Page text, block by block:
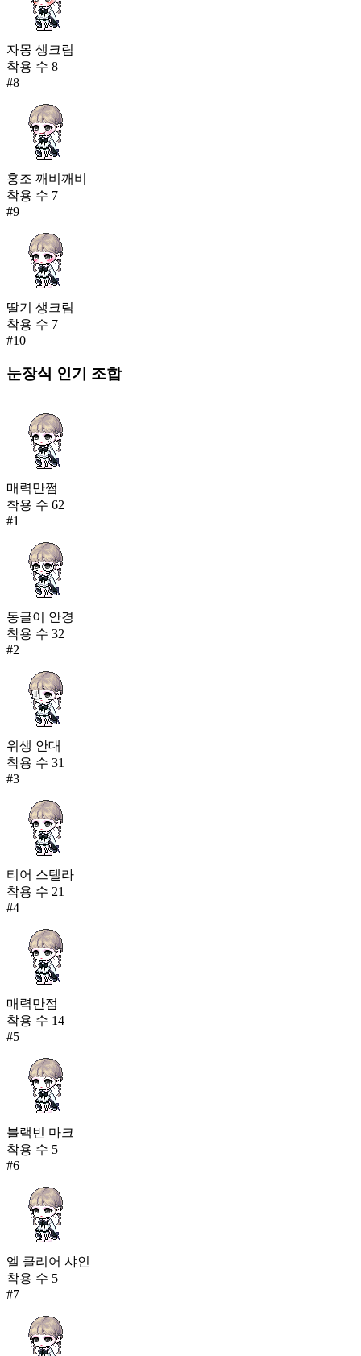
자몽 생크림
착용 수 8
#8
홍조 깨비깨비
착용 수 7
#9
딸기 생크림
착용 수 7
#10
눈장식 인기 조합
매력만쩜
착용 수 62
#1
동글이 안경
착용 수 32
#2
위생 안대
착용 수 31
#3
티어 스텔라
착용 수 21
#4
매력만점
착용 수 14
#5
블랙빈 마크
착용 수 5
#6
엘 클리어 샤인
착용 수 5
#7